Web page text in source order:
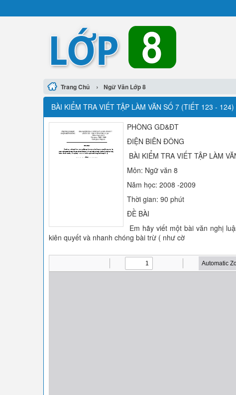
Trang Chủ › Ngữ Văn Lớp 8
BÀI KIỂM TRA VIẾT TẬP LÀM VĂN SỐ 7 (TIẾT 123 -
PHÒNG GD&ĐT
ĐIỆN BIÊN ĐÔNG
BÀI KIỂM TRA VIẾT TẬP LÀM
Môn: Ngữ văn 8
Năm học: 2008 -2009
Thời gian: 90 phút
ĐỀ BÀI
Em hãy viết một bài văn nghị
kiên quyết và nhanh chóng bài trừ ( như cờ